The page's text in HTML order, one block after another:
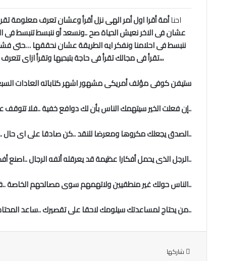
احناأمة أقرا اول أمر الهى نزل أقرأ وعشان تعرف معلومة
عشان فى الاخر نعيش الحياة صح ..ونسعد أو ننبسط تنبسط
ننبسط فى احلامنا ونفكر ايه الطريقة عشان نحققها …حتى
،،،تقرأ فى مجالك تقرأ فى حاجة بتبحبها وتقرأ
ستيفن كوفى مؤلف أمريكى مشهور اشهر كتاباته العادات
..إن فعلت الخير سيتهمك الناس بأن لك دوافع خفية ..فلا
..الصدق يجعلك مكروها ومعرضا للنقد ..كن صادقا على اى حال
..الرجل الذى يحمل أفكارا عظيمة قد يعرقله أتفه الرجال ..اصنع
..الناس حولك غير منطقيين ولاتهمهم سوى مصالحهم الخاصة
..من يحتاج لمساعدتك سيلومك لاحقا على تقصيرك ..ساعد
شاركها